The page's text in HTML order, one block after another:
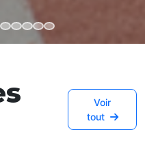
Voir
tout